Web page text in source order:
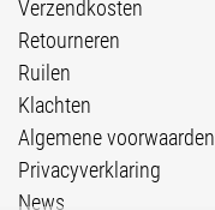
Verzendkosten
Retourneren
Ruilen
Klachten
Algemene voorwaarden
Privacyverklaring
News